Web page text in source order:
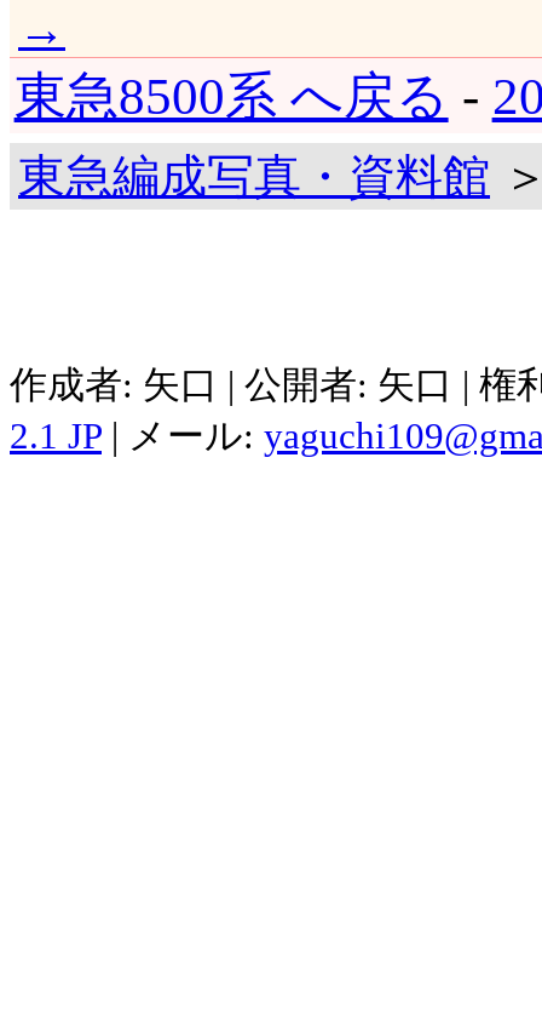
→
東急8500系 へ戻る -
東急編成写真・資料館
作成者: 矢口 | 公開者: 矢口 |
2.1 JP | メール: